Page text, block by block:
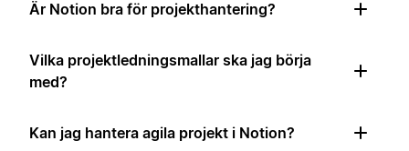
Är Notion bra för projekthantering?
Vilka projektledningsmallar ska jag börja
med?
Kan jag hantera agila projekt i Notion?